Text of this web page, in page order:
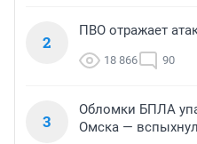
2
ПВО отражает
18 866 90
3
Обломки БПЛА
Омска —